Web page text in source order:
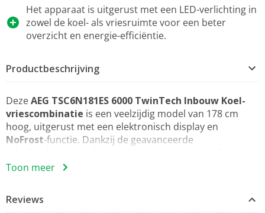
Het apparaat is uitgerust met een LED-verlichting in
zowel de koel- als vriesruimte voor een beter
overzicht en energie-efficiëntie.
Productbeschrijving
DezeAEG TSC6N181ES 6000 TwinTech Inbouw Koel-
vriescombinatie is een veelzijdig model van 178 cm
hoog, uitgerust met een elektronisch display en
NoFrost-functie. Dankzij de geavanceerde
bereiken en te vullen zoals jij dat prettig vindt.
biedt altijd een duidelijk overzicht van de temperatuur
Toon meer
Reviews